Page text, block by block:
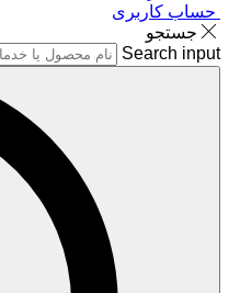
حساب کاربری
جستجو
Search input